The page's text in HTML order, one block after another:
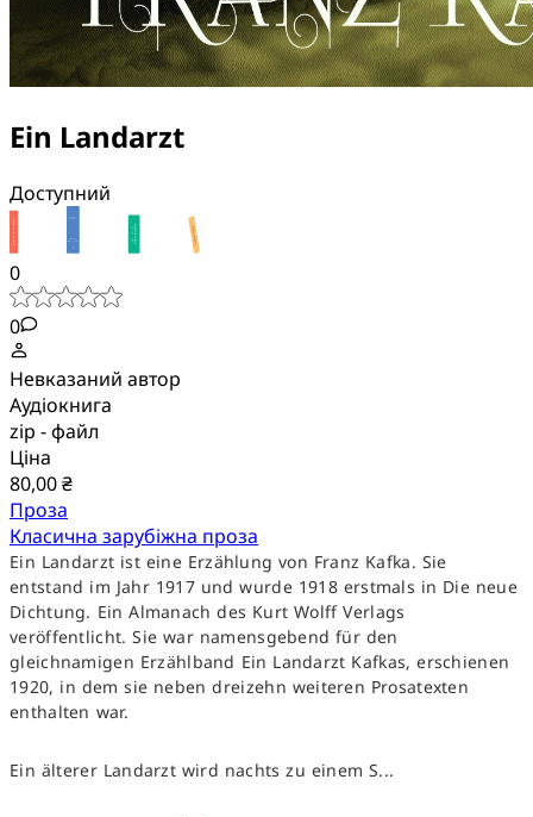
Ein Landarzt
Доступний
0
0
Невказаний автор
Аудіокнига
zip - файл
Ціна
80,00 ₴
Проза
Класична зарубіжна проза
Ein Landarzt ist eine Erzählung von Franz Kafka. Sie
entstand im Jahr 1917 und wurde 1918 erstmals in Die neue
Dichtung. Ein Almanach des Kurt Wolff Verlags
veröffentlicht. Sie war namensgebend für den
gleichnamigen Erzählband Ein Landarzt Kafkas, erschienen
1920, in dem sie neben dreizehn weiteren Prosatexten
enthalten war.
Ein älterer Landarzt wird nachts zu einem S...